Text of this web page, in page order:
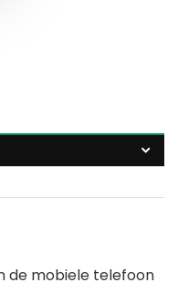
de mobiele telefoon